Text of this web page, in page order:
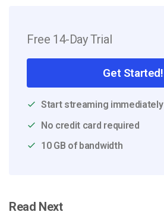
Free 14-Day Trial
Get Started!
Start streaming immediately
No credit card required
10 GB of bandwidth
Read Next